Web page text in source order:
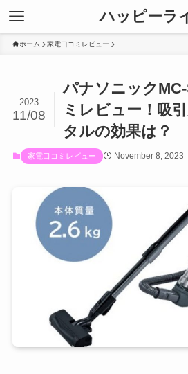
ハッピーラ
ホーム 家電口コミレビュー
パナソニック
ミレビュー！吸
タルの効果は？
2023
11/08
家電口コミレビュー November 8, 2023